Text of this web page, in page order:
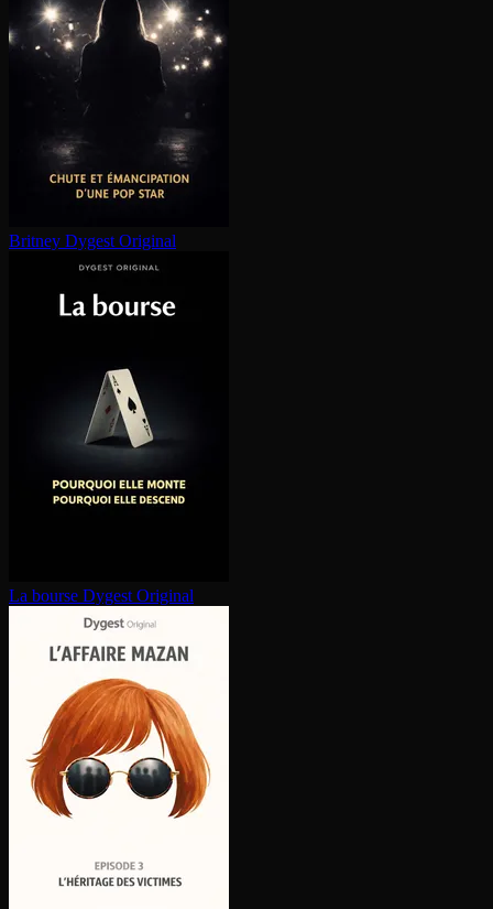
Britney Dygest Original
La bourse Dygest Original